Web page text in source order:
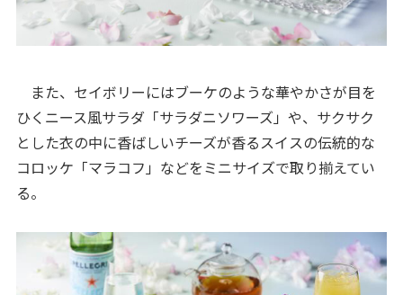
また、セイボリーにはブーケのような華やかさが目を
ひくニース風サラダ「サラダニソワーズ」や、サクサク
とした衣の中に香ばしいチーズが香るスイスの伝統的な
コロッケ「マラコフ」などをミニサイズで取り揃えてい
る。